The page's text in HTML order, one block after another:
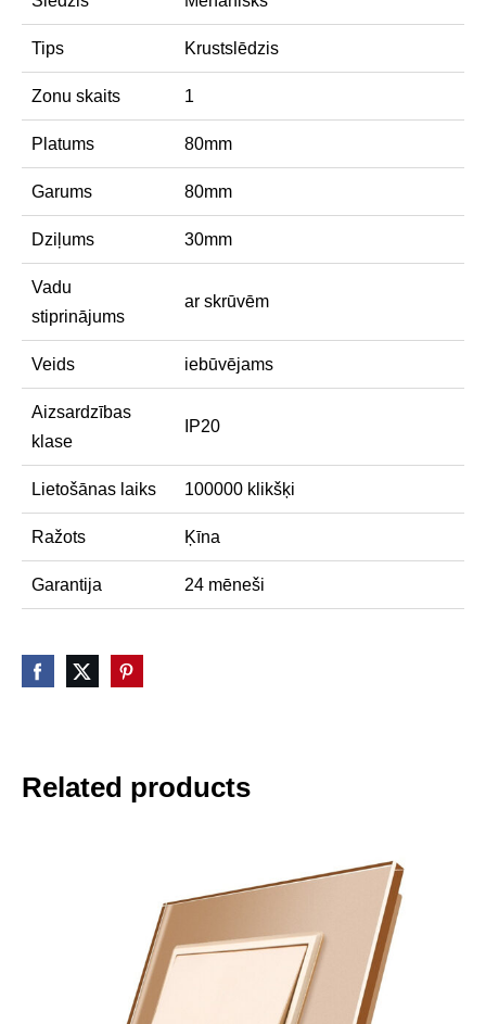
Tips Krustslēdzis
Zonu skaits 1
Platums 80mm
Garums 80mm
Dziļums 30mm
Vadu
stiprinājums
ar skrūvēm
Veids iebūvējams
Aizsardzības
klase
IP20
Lietošānas laiks 100000 klikšķi
Ražots Ķīna
Garantija 24 mēneši
Related products